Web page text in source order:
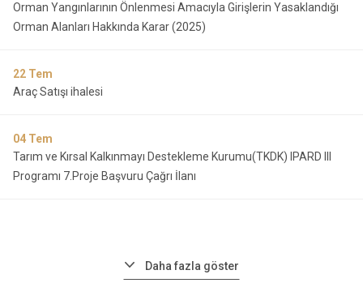
Orman Yangınlarının Önlenmesi Amacıyla Girişlerin Yasaklandığı
Orman Alanları Hakkında Karar (2025)
22 Tem
Araç Satışı ihalesi
04 Tem
Tarım ve Kırsal Kalkınmayı Destekleme Kurumu(TKDK) IPARD III
Programı 7.Proje Başvuru Çağrı İlanı
Daha fazla göster